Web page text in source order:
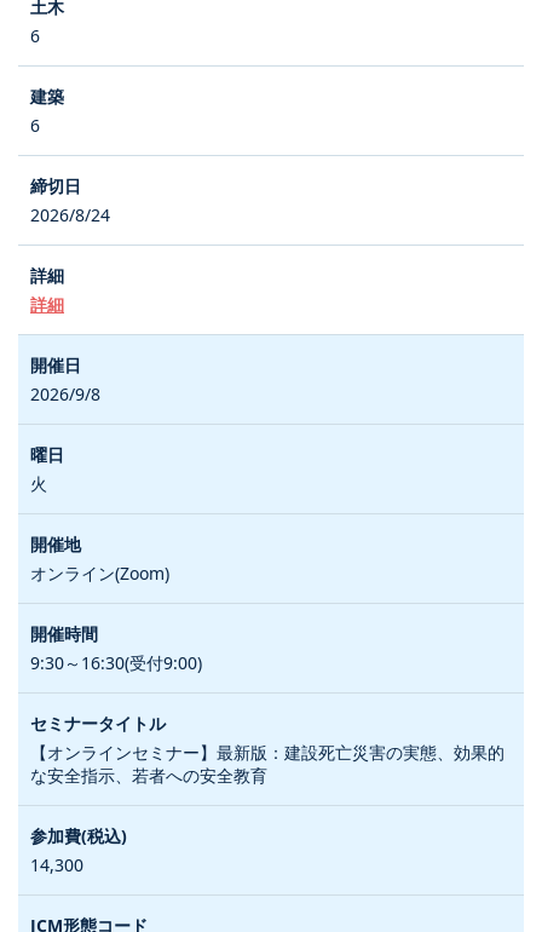
6
6
2026/8/24
詳細
2026/9/8
火
オンライン(Zoom)
9:30～16:30(受付9:00)
【オンラインセミナー】最新版：建設死亡災害の実態、効果的
な安全指示、若者への安全教育
14,300